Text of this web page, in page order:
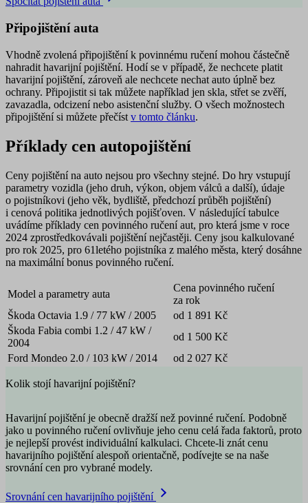
Připojištění auta
Vhodně zvolená připojištění k povinnému ručení mohou částečně
nahradit havarijní pojištění. Hodí se v případě, že nechcete platit
havarijní pojištění, zároveň ale nechcete nechat auto úplně bez
ochrany. Připojistit si tak můžete například jen skla, střet se zvěří,
zavazadla, odcizení nebo asistenční služby. O všech možnostech
připojištění si můžete přečíst v tomto článku.
Příklady cen autopojištění
Ceny pojištění na auto nejsou pro všechny stejné. Do hry vstupují
parametry vozidla (jeho druh, výkon, objem válců a další), údaje
o pojistníkovi (jeho věk, bydliště, předchozí průběh pojištění)
i cenová politika jednotlivých pojišťoven. V následující tabulce
uvádíme příklady cen povinného ručení aut, pro která jsme v roce
2024 zprostředkovávali pojištění nejčastěji. Ceny jsou kalkulované
pro rok 2025, pro 61letého pojistníka z malého města, který dosáhne
na maximální bonus povinného ručení.
Model a parametry auta
Cena povinného ručení
za rok
Škoda Octavia 1.9 / 77 kW / 2005
od 1 891 Kč
Škoda Fabia combi 1.2 / 47 kW /
2004
od 1 500 Kč
Ford Mondeo 2.0 / 103 kW / 2014
od 2 027 Kč
Kolik stojí havarijní pojištění?
Havarijní pojištění je obecně dražší než povinné ručení. Podobně
jako u povinného ručení ovlivňuje jeho cenu celá řada faktorů, proto
je nejlepší provést individuální kalkulaci. Chcete-li znát cenu
havarijního pojištění alespoň orientačně, podívejte se na naše
srovnání cen pro vybrané modely.
Srovnání cen havarijního pojištění